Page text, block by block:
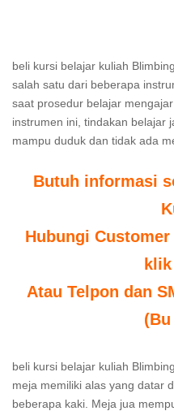
beli kursi belajar kuliah
salah satu dari beberapa
saat prosedur belajar
instrumen ini, tindakan belajar
mampu duduk dan tidak ada
Butuh informasi
Hubungi
Atau Telpon dan
beli kursi belajar kuliah
meja memiliki alas yang datar
beberapa kaki. Meja jua